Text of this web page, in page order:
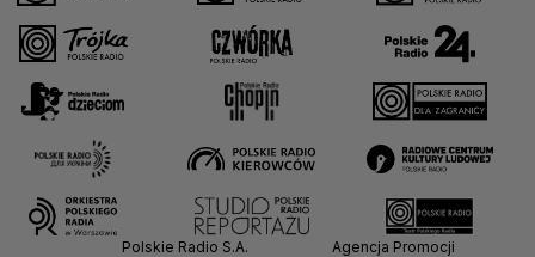
Polskie Radio S.A.
Agencja Promocji